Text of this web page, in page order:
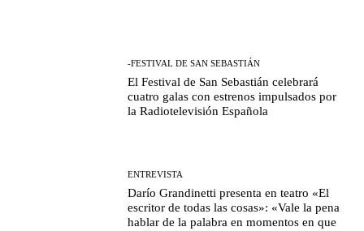
-FESTIVAL DE SAN SEBASTIÁN
El Festival de San Sebastián celebrará
cuatro galas con estrenos impulsados por
la Radiotelevisión Española
ENTREVISTA
Darío Grandinetti presenta en teatro «El
escritor de todas las cosas»: «Vale la pena
hablar de la palabra en momentos en que